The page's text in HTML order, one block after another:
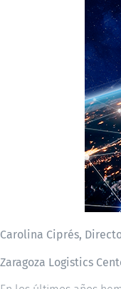
Carolina Ciprés,
Zaragoza Logistics